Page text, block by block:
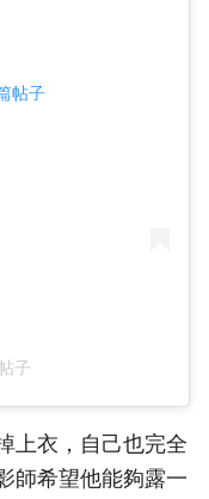
帖子
子
上衣，自己也完全
師希望他能夠露一